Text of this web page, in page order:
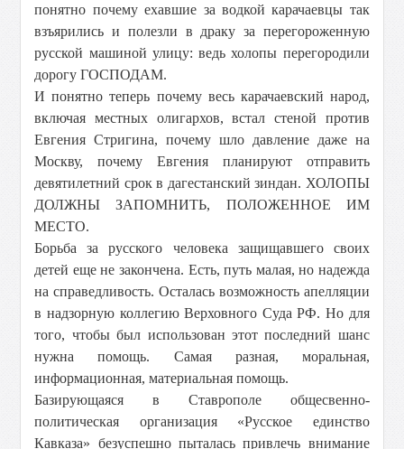
понятно почему ехавшие за водкой карачаевцы так
взъярились и полезли в драку за перегороженную
русской машиной улицу: ведь холопы перегородили
дорогу ГОСПОДАМ.
И понятно теперь почему весь карачаевский народ,
включая местных олигархов, встал стеной против
Евгения Стригина, почему шло давление даже на
Москву, почему Евгения планируют отправить
девятилетний срок в дагестанский зиндан. ХОЛОПЫ
ДОЛЖНЫ ЗАПОМНИТЬ, ПОЛОЖЕННОЕ ИМ
МЕСТО.
Борьба за русского человека защищавшего своих
детей еще не закончена. Есть, путь малая, но надежда
на справедливость. Осталась возможность апелляции
в надзорную коллегию Верховного Суда РФ. Но для
того, чтобы был использован этот последний шанс
нужна помощь. Самая разная, моральная,
информационная, материальная помощь.
Базирующаяся в Ставрополе общесвенно-
политическая организация «Русское единство
Кавказа» безуспешно пыталась привлечь внимание